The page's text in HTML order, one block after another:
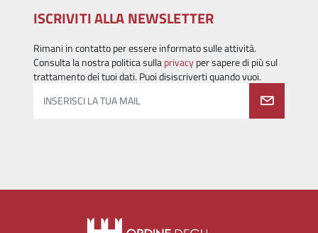
ISCRIVITI ALLA NEWSLETTER
Rimani in contatto per essere informato sulle attività.
Consulta la nostra politica sullaprivacyper sapere di più sul
trattamento dei tuoi dati. Puoi disiscriverti quando vuoi.
INSERISCI LA TUA MAIL